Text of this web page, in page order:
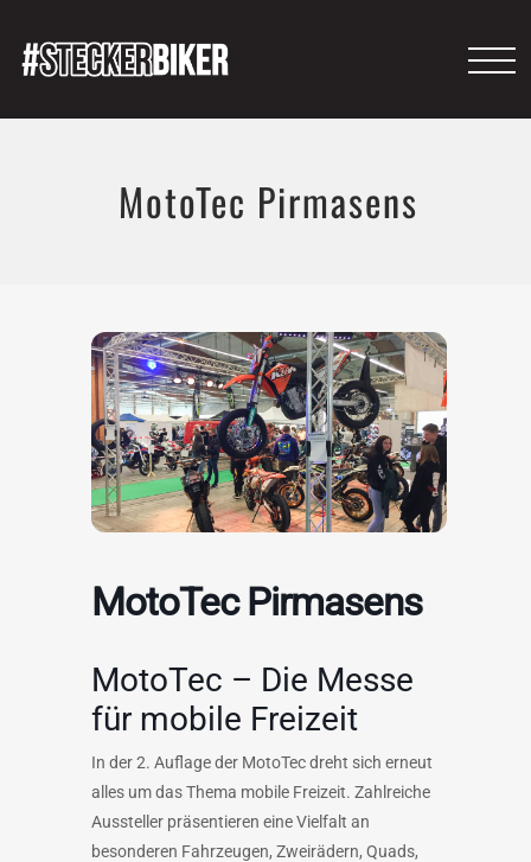
MotoTec Pirmasens
MotoTec Pirmasens
MotoTec – Die Messe
für mobile Freizeit
In der 2. Auflage der MotoTec dreht sich erneut
alles um das Thema mobile Freizeit. Zahlreiche
Aussteller präsentieren eine Vielfalt an
besonderen Fahrzeugen, Zweirädern, Quads,